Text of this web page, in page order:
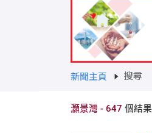
新聞主頁 搜尋
灝景灣 - 647 個結果